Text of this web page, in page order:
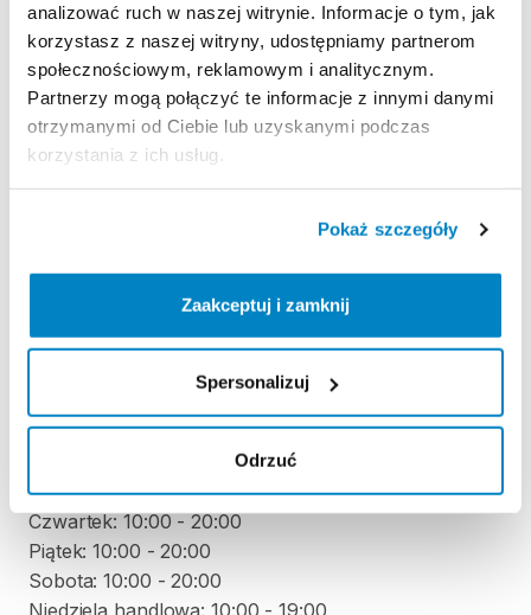
analizować ruch w naszej witrynie. Informacje o tym, jak
korzystasz z naszej witryny, udostępniamy partnerom
społecznościowym, reklamowym i analitycznym.
Partnerzy mogą połączyć te informacje z innymi danymi
otrzymanymi od Ciebie lub uzyskanymi podczas
korzystania z ich usług.
Pokaż szczegóły
Zaakceptuj i zamknij
Spersonalizuj
Odrzuć
Zasady wypożyczenia
REGULAMIN
Regulamin wypożyczalni
Nie pobieramy kaucji za wypożyczenie tego
ODBIÓR I ZWROT SPRZĘTU
Poniedziałek: 10:00 - 20:00
Środa: 10:00 - 20:00
Czwartek: 10:00 - 20:00
Piątek: 10:00 - 20:00
Sobota: 10:00 - 20:00
Niedziela handlowa: 10:00 - 19:00